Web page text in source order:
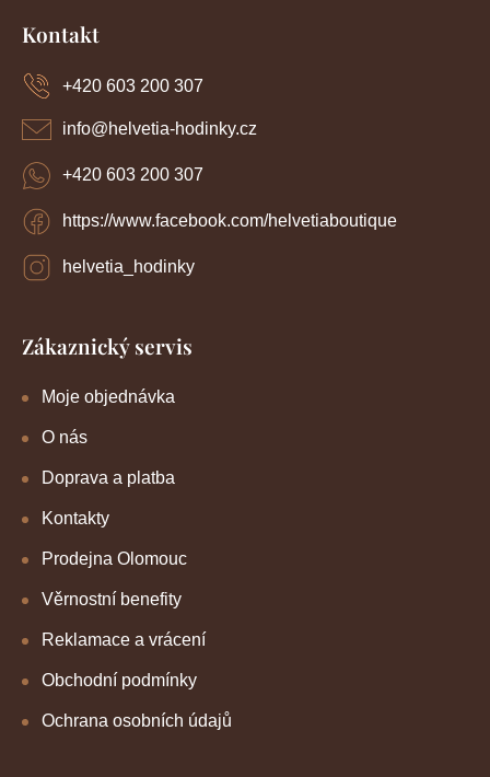
Kontakt
info@helvetia-hodinky.cz
+420 603 200 307
https://www.facebook.com/helvetiaboutique
helvetia_hodinky
+420 603 200 307
Zákaznický servis
Moje objednávka
O nás
Doprava a platba
Kontakty
Prodejna Olomouc
Věrnostní benefity
Reklamace a vrácení
Obchodní podmínky
Ochrana osobních údajů